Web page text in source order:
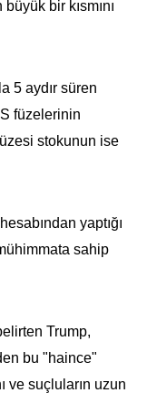
bir kısmını
5 aydır süren
füzelerinin
stokunun ise
yaptığı
sahip
Trump,
bu "haince"
ve suçluların uzun